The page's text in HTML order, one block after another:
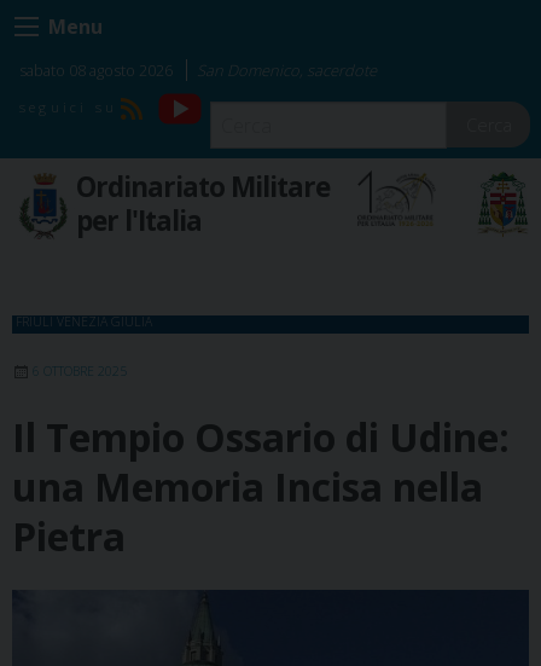
Skip
to
content
Menu
sabato 08 agosto 2026 San Domenico, sacerdote
RSS
YouTube
Ordinariato Militare
per l'Italia
FRIULI VENEZIA GIULIA
6 OTTOBRE 2025
Il Tempio Ossario di Udine:
una Memoria Incisa nella
Pietra